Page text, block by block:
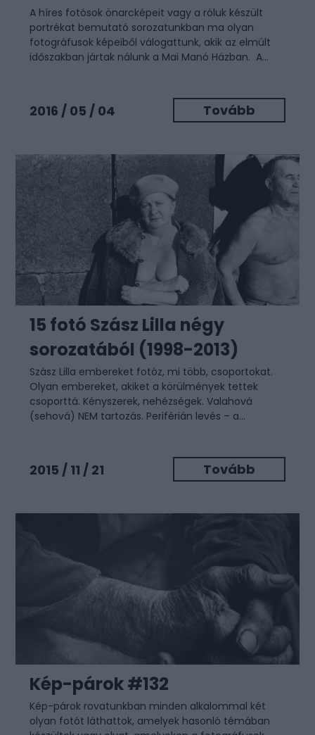
A híres fotósok önarcképeit vagy a róluk készült
portrékat bemutató sorozatunkban ma olyan
fotográfusok képeiből válogattunk, akik az elmúlt
időszakban jártak nálunk a Mai Manó Házban. A...
2016 / 05 / 04 Tovább
15 fotó Szász Lilla négy
sorozatából (1998-2013)
Szász Lilla embereket fotóz, mi több, csoportokat.
Olyan embereket, akiket a körülmények tettek
csoporttá. Kényszerek, nehézségek. Valahová
(sehová) NEM tartozás. Periférián levés – a...
2015 / 11 / 21 Tovább
Kép-párok #132
Kép-párok rovatunkban minden alkalommal két
olyan fotót láthattok, amelyek hasonló témában